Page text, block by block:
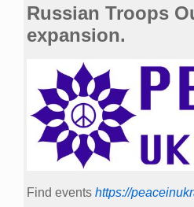
Russian Troops
expansion.
Find events https://